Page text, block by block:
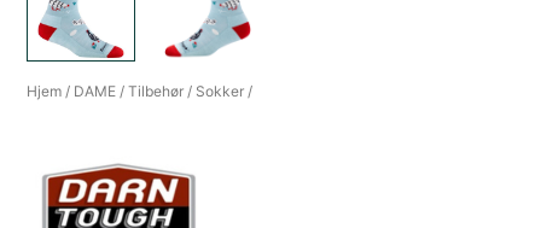
Hjem / DAME /Tilbehør / Sokker /